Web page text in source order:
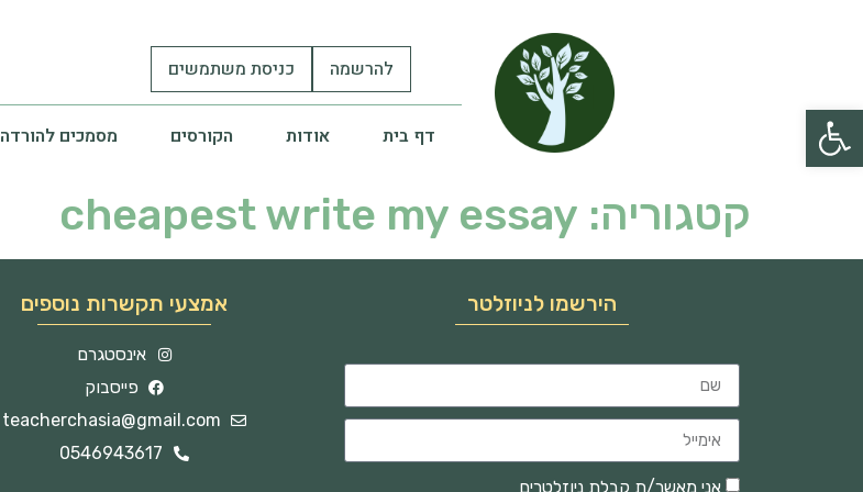
פתח סרגל נגישות
להרשמה כניסת משתמשים
דף בית אודות הקורסים מסמכים להורדה
קטגוריה: cheapest write my essay
הירשמו לניוזלטר
אני מאשר/ת קבלת ניוזלטרים
אמצעי תקשרות נוספים
אינסטגרם
פייסבוק
teacherchasia@gmail.com
0546943617